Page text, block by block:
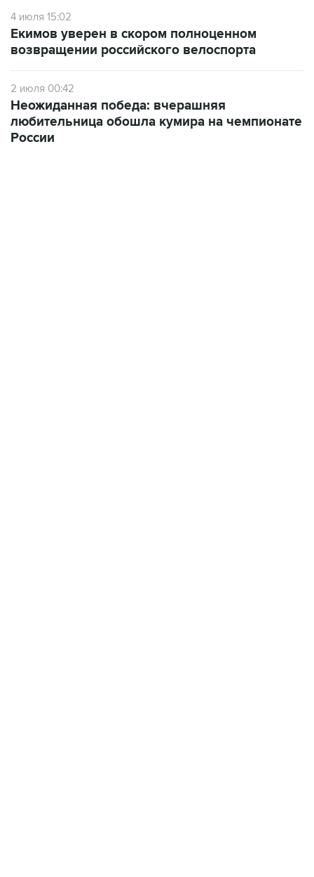
4 июля 15:02
Екимов уверен в скором полноценном
возвращении российского велоспорта
2 июля 00:42
Неожиданная победа: вчерашняя
любительница обошла кумира на чемпионате
России